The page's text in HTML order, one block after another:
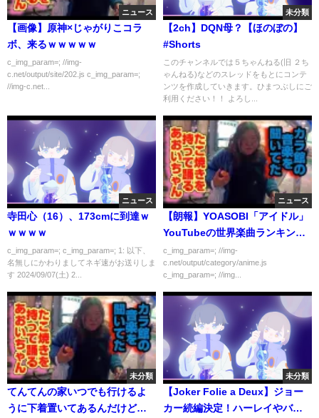
ニュース
【画像】原神×じゃがりこコラ
ボ、来るｗｗｗｗｗ
c_img_param=; //img-
c.net/output/site/202.js c_img_param=;
//img-c.net...
未分類
【2ch】DQN母？【ほのぼの】
#Shorts
このチャンネルでは５ちゃんねる(旧 ２ち
ゃんねる)などのスレッドをもとにコンテ
ンツを作成していきます。ひまつぶしにご
利用ください！！ よろし...
ニュース
寺田心（16）、173cmに到達ｗ
ｗｗｗｗ
c_img_param=; c_img_param=; 1: 以下、
名無しにかわりましてネギ速がお送りしま
す 2024/09/07(土) 2...
ニュース
【朗報】YOASOBI「アイドル」
YouTubeの世界楽曲ランキング
で１位になる
c_img_param=; //img-
c.net/output/category/anime.js
c_img_param=; //img...
未分類
てんてんの家いつでも行けるよ
うに下着置いてあるんだけど、
未分類
【Joker Folie a Deux】ジョー
カー続編決定！ハーレイやバッ